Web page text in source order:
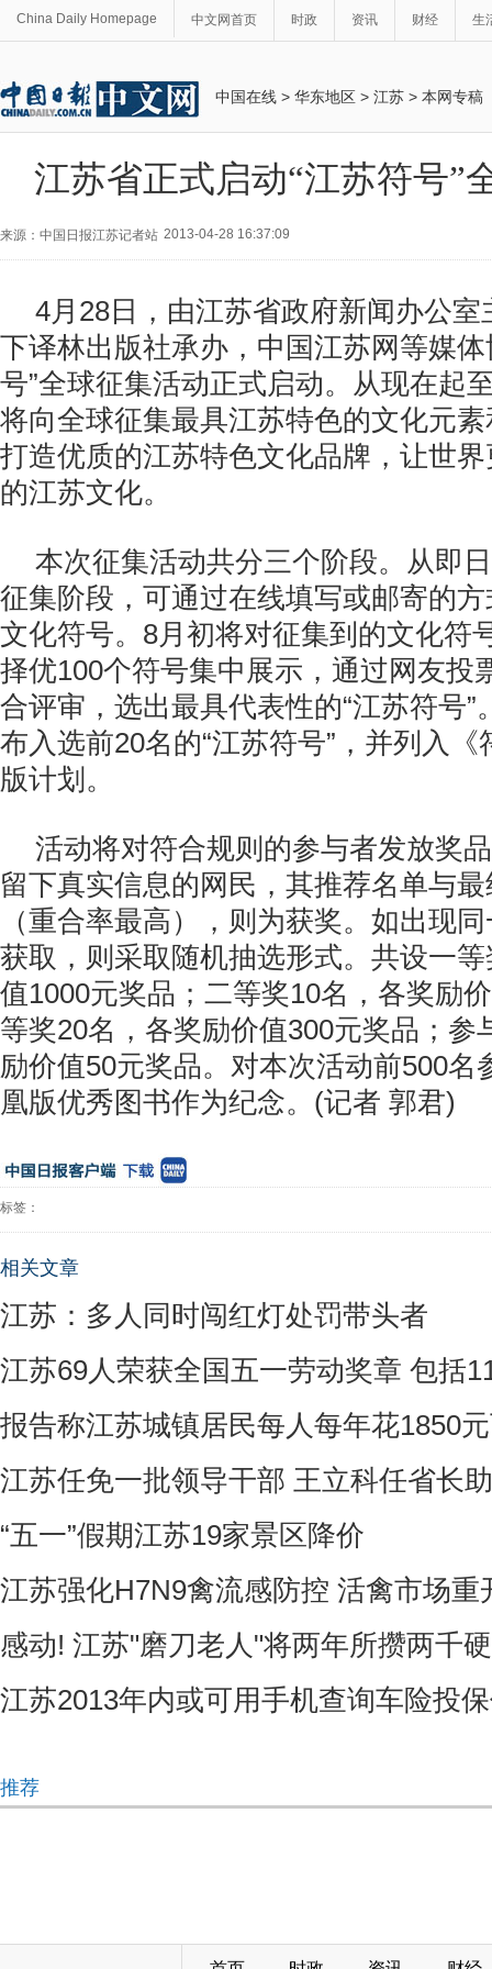
China Daily Homepage 中文网首页 时政 资讯 财经 生
中国在线 > 华东地区 > 江苏 > 本网专稿
江苏省正式启动“江苏符号”
来源：中国日报江苏记者站 2013-04-28 16:37:09
4月28日，由江苏省政府新闻办公
下译林出版社承办，中国江苏网等媒体
号”全球征集活动正式启动。从现在起
将向全球征集最具江苏特色的文化元
打造优质的江苏特色文化品牌，让世
的江苏文化。
本次征集活动共分三个阶段。从即
征集阶段，可通过在线填写或邮寄的
文化符号。8月初将对征集到的文化符
择优100个符号集中展示，通过网友投
合评审，选出最具代表性的“江苏符号”
布入选前20名的“江苏符号”，并列入
版计划。
活动将对符合规则的参与者发放奖
留下真实信息的网民，其推荐名单与
（重合率最高），则为获奖。如出现
获取，则采取随机抽选形式。共设一
值1000元奖品；二等奖10名，各奖励
等奖20名，各奖励价值300元奖品；参
励价值50元奖品。对本次活动前500名
凰版优秀图书作为纪念。(记者 郭君)
标签：
相关文章
江苏：多人同时闯红灯处罚带头者
江苏69人荣获全国五一劳动奖章 包括
报告称江苏城镇居民每人每年花1850
江苏任免一批领导干部 王立科任省长
“五一”假期江苏19家景区降价
江苏强化H7N9禽流感防控 活禽市场重
感动! 江苏"磨刀老人"将两年所攒两千
江苏2013年内或可用手机查询车险投
推荐